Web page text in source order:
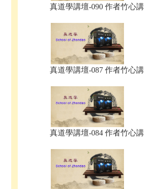
真道學講壇-090 作者竹心
真道學講壇-087 作者竹心
真道學講壇-084 作者竹心